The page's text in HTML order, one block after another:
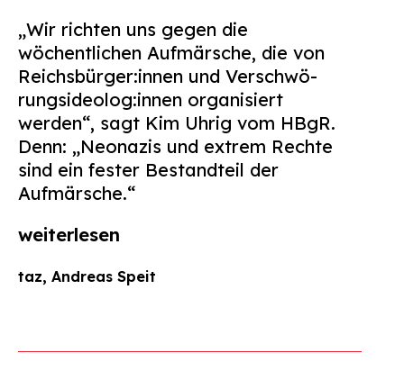
„Wir richten uns gegen die
wöchentlichen Aufmärsche, die von
Reichs­bür­ge­r:in­nen und Ver­schwö­
rungs­ideo­lo­g:in­nen organisiert
werden“, sagt Kim Uhrig vom HBgR.
Denn: „Neonazis und extrem Rechte
sind ein fester Bestandteil der
Aufmärsche.“
weiterlesen
taz, Andreas Speit